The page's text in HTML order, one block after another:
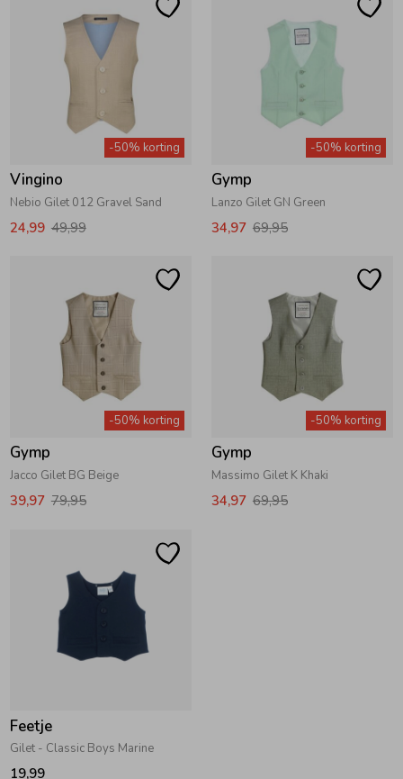
-50% korting
Vingino
Nebio Gilet 012 Gravel Sand
24,99 49,99
-50% korting
Gymp
Lanzo Gilet GN Green
34,97 69,95
-50% korting
Gymp
Jacco Gilet BG Beige
39,97 79,95
-50% korting
Gymp
Massimo Gilet K Khaki
34,97 69,95
Feetje
Gilet - Classic Boys Marine
19,99